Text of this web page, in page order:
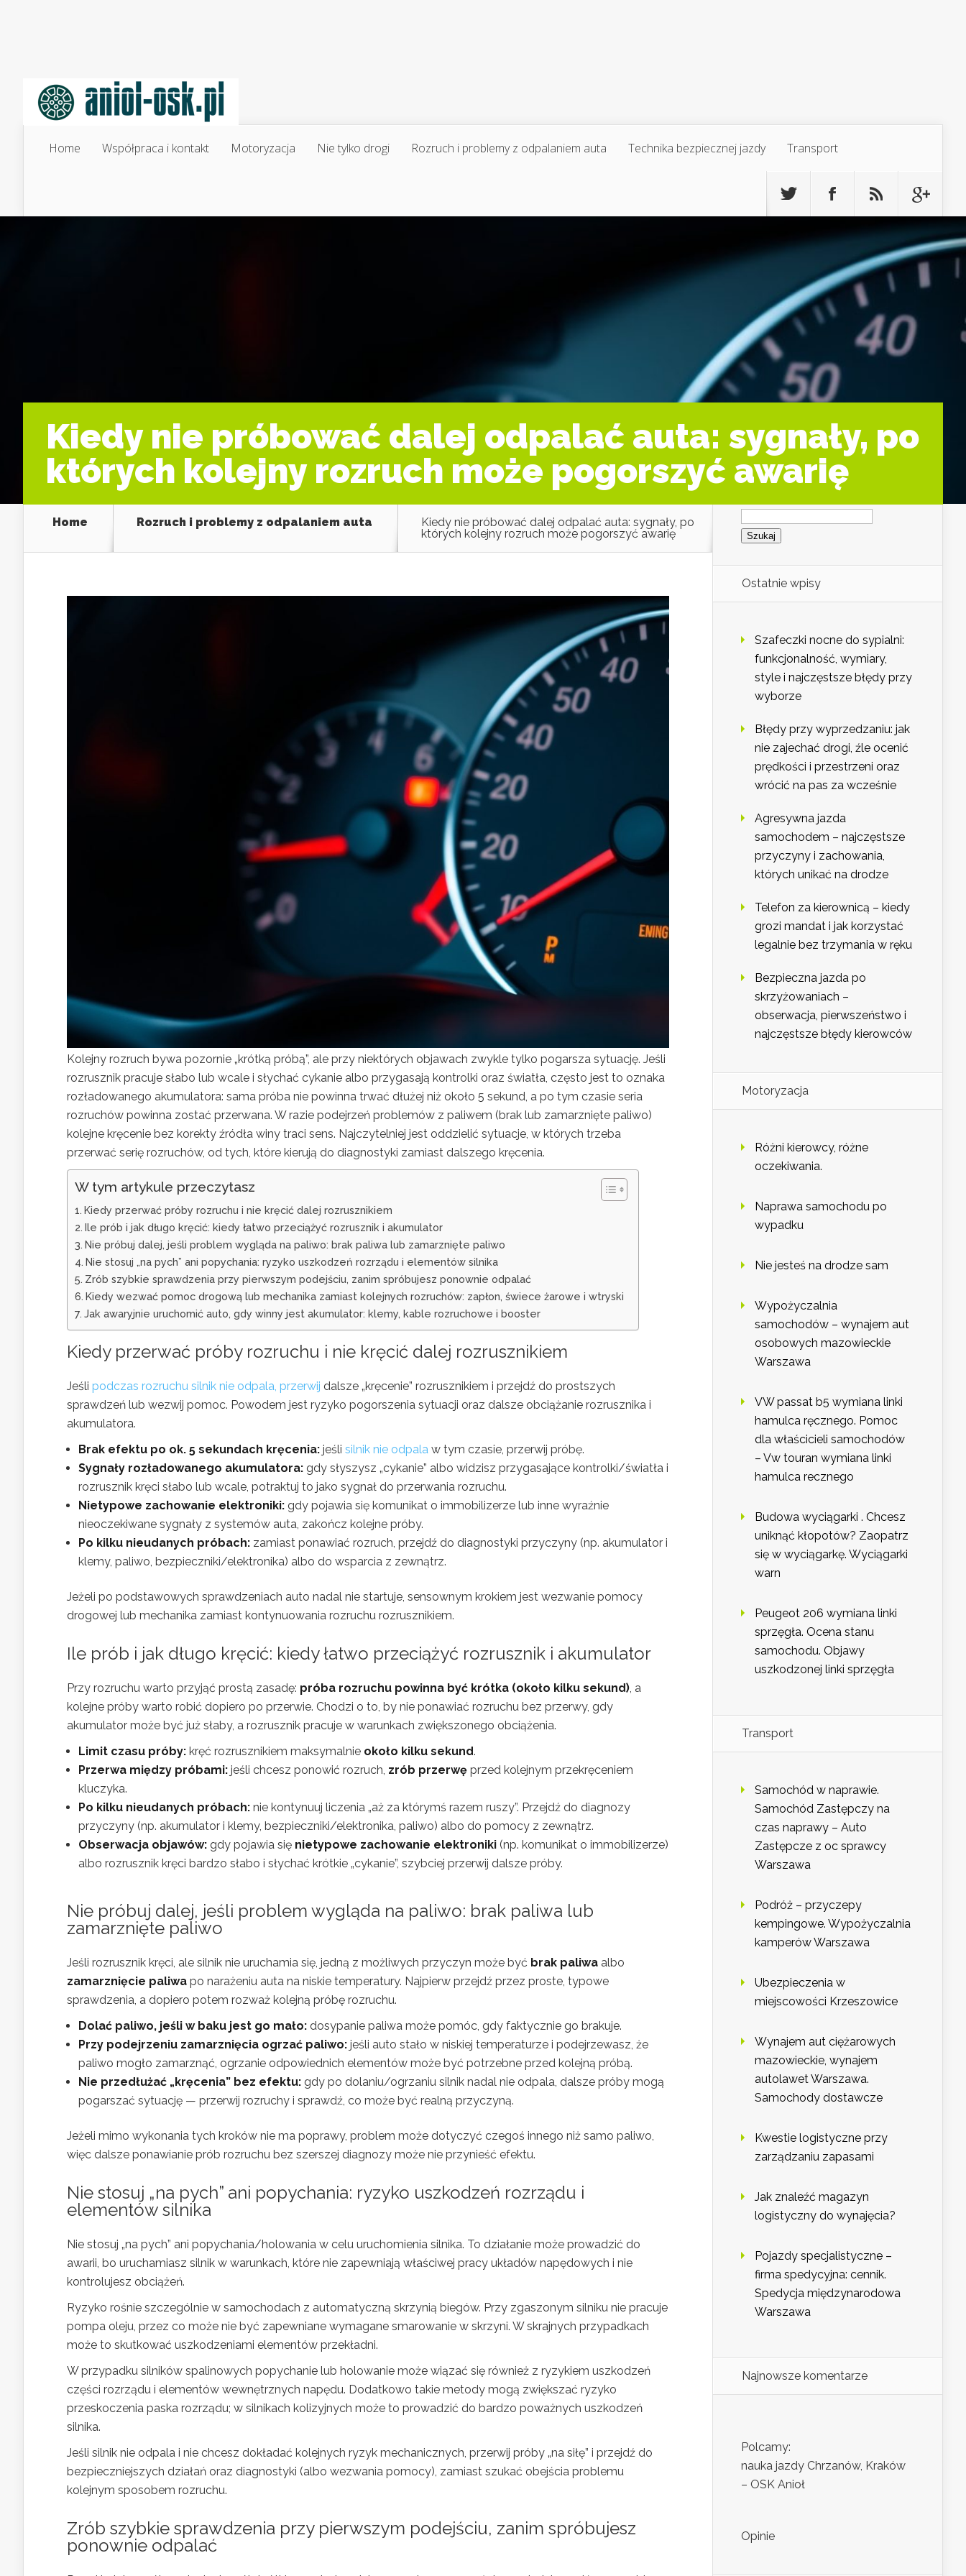
Home Współpraca i kontakt Motoryzacja Nie tylko drogi Rozruch i problemy z odpalaniem auta Technika bezpiecznej jazdy Transport
Kiedy nie próbować dalej odpalać auta: sygnały, po
których kolejny rozruch może pogorszyć awarię
Home Rozruch i problemy z odpalaniem auta
Kiedy nie próbować dalej odpalać auta: sygnały, po
których kolejny rozruch może pogorszyć awarię
Kolejny rozruch bywa pozornie „krótką próbą”, ale przy niektórych objawach zwykle tylko pogarsza sytuację. Jeśli
rozrusznik pracuje słabo lub wcale i słychać cykanie albo przygasają kontrolki oraz światła, często jest to oznaka
rozładowanego akumulatora: sama próba nie powinna trwać dłużej niż około 5 sekund, a po tym czasie seria
rozruchów powinna zostać przerwana. W razie podejrzeń problemów z paliwem (brak lub zamarznięte paliwo)
kolejne kręcenie bez korekty źródła winy traci sens. Najczytelniej jest oddzielić sytuacje, w których trzeba
przerwać serię rozruchów, od tych, które kierują do diagnostyki zamiast dalszego kręcenia.
W tym artykule przeczytasz
Kiedy przerwać próby rozruchu i nie kręcić dalej rozrusznikiem
Ile prób i jak długo kręcić: kiedy łatwo przeciążyć rozrusznik i akumulator
Nie próbuj dalej, jeśli problem wygląda na paliwo: brak paliwa lub zamarznięte paliwo
Nie stosuj „na pych” ani popychania: ryzyko uszkodzeń rozrządu i elementów silnika
Zrób szybkie sprawdzenia przy pierwszym podejściu, zanim spróbujesz ponownie odpalać
Kiedy wezwać pomoc drogową lub mechanika zamiast kolejnych rozruchów: zapłon, świece żarowe i wtryski
Jak awaryjnie uruchomić auto, gdy winny jest akumulator: klemy, kable rozruchowe i booster
Kiedy przerwać próby rozruchu i nie kręcić dalej rozrusznikiem
Jeśli podczas rozruchu silnik nie odpala, przerwij dalsze „kręcenie” rozrusznikiem i przejdź do prostszych
sprawdzeń lub wezwij pomoc. Powodem jest ryzyko pogorszenia sytuacji oraz dalsze obciążanie rozrusznika i
akumulatora.
Brak efektu po ok. 5 sekundach kręcenia: jeśli silnik nie odpala w tym czasie, przerwij próbę.
Sygnały rozładowanego akumulatora: gdy słyszysz „cykanie” albo widzisz przygasające kontrolki/światła i
rozrusznik kręci słabo lub wcale, potraktuj to jako sygnał do przerwania rozruchu.
Nietypowe zachowanie elektroniki: gdy pojawia się komunikat o immobilizerze lub inne wyraźnie
nieoczekiwane sygnały z systemów auta, zakończ kolejne próby.
Po kilku nieudanych próbach: zamiast ponawiać rozruch, przejdź do diagnostyki przyczyny (np. akumulator i
klemy, paliwo, bezpieczniki/elektronika) albo do wsparcia z zewnątrz.
Jeżeli po podstawowych sprawdzeniach auto nadal nie startuje, sensownym krokiem jest wezwanie pomocy
drogowej lub mechanika zamiast kontynuowania rozruchu rozrusznikiem.
Ile prób i jak długo kręcić: kiedy łatwo przeciążyć rozrusznik i akumulator
Przy rozruchu warto przyjąć prostą zasadę: próba rozruchu powinna być krótka (około kilku sekund) , a
kolejne próby warto robić dopiero po przerwie. Chodzi o to, by nie ponawiać rozruchu bez przerwy, gdy
akumulator może być już słaby, a rozrusznik pracuje w warunkach zwiększonego obciążenia.
Limit czasu próby: kręć rozrusznikiem maksymalnie około kilku sekund.
Przerwa między próbami: jeśli chcesz ponowić rozruch, zrób przerwę przed kolejnym przekręceniem
kluczyka.
Po kilku nieudanych próbach: nie kontynuuj liczenia „aż za którymś razem ruszy”. Przejdź do diagnozy
przyczyny (np. akumulator i klemy, bezpieczniki/elektronika, paliwo) albo do pomocy z zewnątrz.
Obserwacja objawów: gdy pojawia się nietypowe zachowanie elektroniki (np. komunikat o immobilizerze)
albo rozrusznik kręci bardzo słabo i słychać krótkie „cykanie”, szybciej przerwij dalsze próby.
Nie próbuj dalej, jeśli problem wygląda na paliwo: brak paliwa lub
zamarznięte paliwo
Jeśli rozrusznik kręci, ale silnik nie uruchamia się, jedną z możliwych przyczyn może być brak paliwa albo
zamarznięcie paliwa po narażeniu auta na niskie temperatury. Najpierw przejdź przez proste, typowe
sprawdzenia, a dopiero potem rozważ kolejną próbę rozruchu.
Dolać paliwo, jeśli w baku jest go mało: dosypanie paliwa może pomóc, gdy faktycznie go brakuje.
Przy podejrzeniu zamarznięcia ogrzać paliwo: jeśli auto stało w niskiej temperaturze i podejrzewasz, że
paliwo mogło zamarznąć, ogrzanie odpowiednich elementów może być potrzebne przed kolejną próbą.
Nie przedłużać „kręcenia” bez efektu: gdy po dolaniu/ogrzaniu silnik nadal nie odpala, dalsze próby mogą
pogarszać sytuację — przerwij rozruchy i sprawdź, co może być realną przyczyną.
Jeżeli mimo wykonania tych kroków nie ma poprawy, problem może dotyczyć czegoś innego niż samo paliwo,
więc dalsze ponawianie prób rozruchu bez szerszej diagnozy może nie przynieść efektu.
Nie stosuj „na pych” ani popychania: ryzyko uszkodzeń rozrządu i
elementów silnika
Nie stosuj „na pych” ani popychania/holowania w celu uruchomienia silnika. To działanie może prowadzić do
awarii, bo uruchamiasz silnik w warunkach, które nie zapewniają właściwej pracy układów napędowych i nie
kontrolujesz obciążeń.
Ryzyko rośnie szczególnie w samochodach z automatyczną skrzynią biegów. Przy zgaszonym silniku nie pracuje
pompa oleju, przez co może nie być zapewniane wymagane smarowanie w skrzyni. W skrajnych przypadkach
może to skutkować uszkodzeniami elementów przekładni.
W przypadku silników spalinowych popychanie lub holowanie może wiązać się również z ryzykiem uszkodzeń
części rozrządu i elementów wewnętrznych napędu. Dodatkowo takie metody mogą zwiększać ryzyko
przeskoczenia paska rozrządu; w silnikach kolizyjnych może to prowadzić do bardzo poważnych uszkodzeń
silnika.
Jeśli silnik nie odpala i nie chcesz dokładać kolejnych ryzyk mechanicznych, przerwij próby „na siłę” i przejdź do
bezpieczniejszych działań oraz diagnostyki (albo wezwania pomocy), zamiast szukać obejścia problemu
kolejnym sposobem rozruchu.
Zrób szybkie sprawdzenia przy pierwszym podejściu, zanim spróbujesz
ponownie odpalać
Szukaj:
Ostatnie wpisy
Szafeczki nocne do sypialni:
funkcjonalność, wymiary,
style i najczęstsze błędy przy
wyborze
Błędy przy wyprzedzaniu: jak
nie zajechać drogi, źle ocenić
prędkości i przestrzeni oraz
wrócić na pas za wcześnie
Agresywna jazda
samochodem – najczęstsze
przyczyny i zachowania,
których unikać na drodze
Telefon za kierownicą – kiedy
grozi mandat i jak korzystać
legalnie bez trzymania w ręku
Bezpieczna jazda po
skrzyżowaniach –
obserwacja, pierwszeństwo i
najczęstsze błędy kierowców
Motoryzacja
Różni kierowcy, różne
oczekiwania.
Naprawa samochodu po
wypadku
Nie jesteś na drodze sam
Wypożyczalnia
samochodów – wynajem aut
osobowych mazowieckie
Warszawa
VW passat b5 wymiana linki
hamulca ręcznego. Pomoc
dla właścicieli samochodów
– Vw touran wymiana linki
hamulca recznego
Budowa wyciągarki . Chcesz
uniknąć kłopotów? Zaopatrz
się w wyciągarkę. Wyciągarki
warn
Peugeot 206 wymiana linki
sprzęgła. Ocena stanu
samochodu. Objawy
uszkodzonej linki sprzęgła
Transport
Samochód w naprawie.
Samochód Zastępczy na
czas naprawy – Auto
Zastępcze z oc sprawcy
Warszawa
Podróż – przyczepy
kempingowe. Wypożyczalnia
kamperów Warszawa
Ubezpieczenia w
miejscowości Krzeszowice
Wynajem aut ciężarowych
mazowieckie, wynajem
autolawet Warszawa.
Samochody dostawcze
Kwestie logistyczne przy
zarządzaniu zapasami
Jak znaleźć magazyn
logistyczny do wynajęcia?
Pojazdy specjalistyczne –
firma spedycyjna: cennik.
Spedycja międzynarodowa
Warszawa
Najnowsze komentarze
Polcamy:
nauka jazdy Chrzanów, Kraków
– OSK Anioł
Opinie